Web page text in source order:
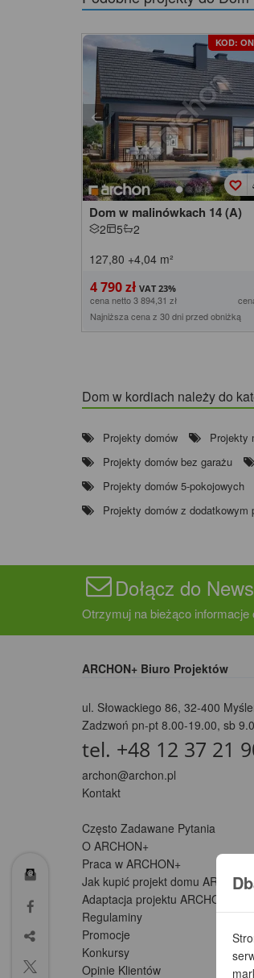
KOD:
Dom w malinówkach 14 (A)
2 5
2
127,80 +4,04 m²
4 790 zł
cena netto 3 894,31 zł
Najniższa cena z 30 dni przed obniżką
Dom w kordiach należy do
Projekty domów Projekty
Projekty domów bez garażu
Projekty domów 5-pokojowych
Projekty domów z
Dołącz do
Otrzymuj na bieżąco
ARCHON+ Biuro Projektów
ul. Słowackiego 86, 32-400
Zadzwoń pn-pt 8.00-19.00, sb
tel. +48 12 37 21
archon@archon.pl
Kontakt
Często Zadawane Pytania
O ARCHON+
Praca w ARCHON+
Jak kupić projekt domu
Adaptacja projektu ARCHON+
Regulaminy
Promocje
Konkursy
Opinie Klientów